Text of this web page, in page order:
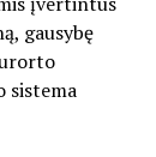
gausybę
sistema